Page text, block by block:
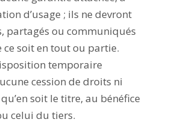
d’usage ; ils ne devront
partagés ou communiqués
ce soit en tout ou partie.
temporaire
cession de droits ni
soit le titre, au bénéfice
celui du tiers.